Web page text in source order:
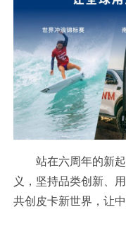
站在六周年的新
义，坚持品类创新、
共创皮卡新世界，让